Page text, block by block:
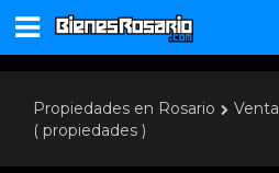
Propiedades en Rosario Venta
( propiedades )